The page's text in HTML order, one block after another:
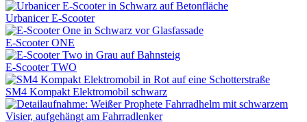
Urbanicer E-Scooter
E-Scooter ONE
E-Scooter TWO
SM4 Kompakt Elektromobil schwarz